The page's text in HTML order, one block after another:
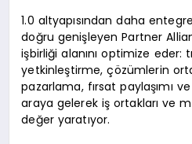
1.0 altyapısından daha
doğru genişleyen Partner
işbirliği alanını optimize eder:
yetkinleştirme, çözümlerin
pazarlama, fırsat paylaşımı
araya gelerek iş ortakları ve
değer yaratıyor.